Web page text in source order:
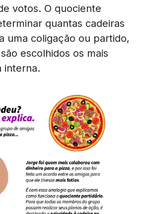
votos. O quociente
quantas cadeiras
uma coligação ou partido,
escolhidos os mais
interna.